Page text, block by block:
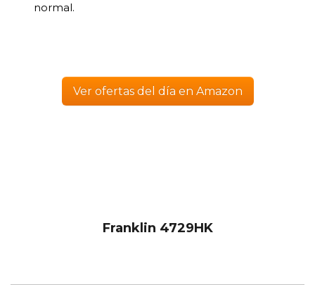
normal.
Ver ofertas del día en Amazon
Franklin 4729HK